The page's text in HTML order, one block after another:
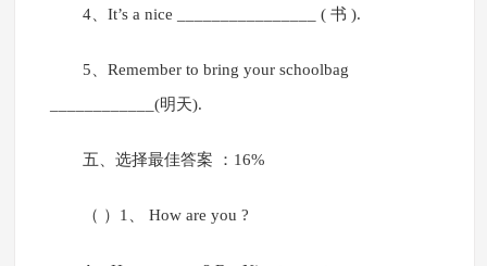
4、It’s a nice ________________ ( 书 ).
5、Remember to bring your schoolbag
____________(明天).
五、选择最佳答案 ：16%
（ ）1、 How are you ?